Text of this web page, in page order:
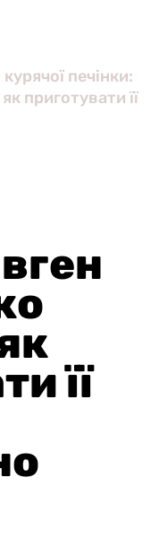
печінки:
приготувати її
її